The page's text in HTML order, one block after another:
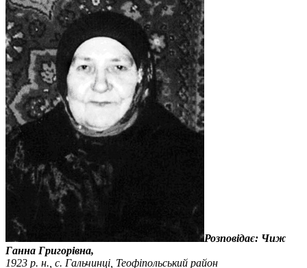
Розповідає: Чиж
Ганна Григорівна,
1923 р. н., с. Гальчинці, Теофіпольський район